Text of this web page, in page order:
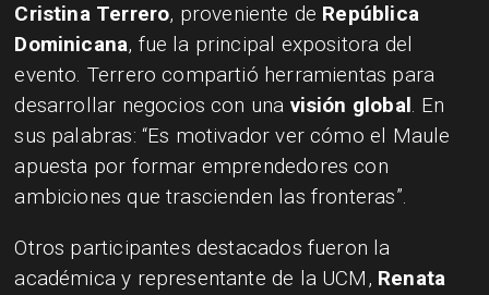
Cristina Terrero, proveniente de República
Dominicana, fue la principal expositora del
evento. Terrero compartió herramientas para
desarrollar negocios con una visión global. En
sus palabras: “Es motivador ver cómo el Maule
apuesta por formar emprendedores con
ambiciones que trascienden las fronteras”.
Otros participantes destacados fueron la
académica y representante de la UCM, Renata